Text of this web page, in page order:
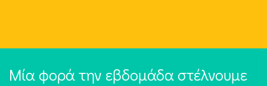
Μία φορά την εβδομάδα στέλνουμε